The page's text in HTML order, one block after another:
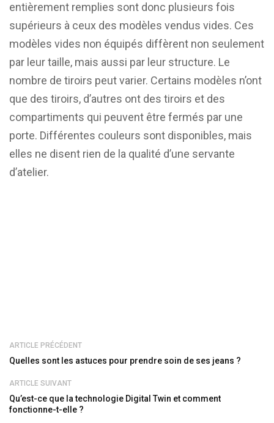
entièrement remplies sont donc plusieurs fois
supérieurs à ceux des modèles vendus vides. Ces
modèles vides non équipés diffèrent non seulement
par leur taille, mais aussi par leur structure. Le
nombre de tiroirs peut varier. Certains modèles n’ont
que des tiroirs, d’autres ont des tiroirs et des
compartiments qui peuvent être fermés par une
porte. Différentes couleurs sont disponibles, mais
elles ne disent rien de la qualité d’une servante
d’atelier.
ARTICLE PRÉCÉDENT
Quelles sont les astuces pour prendre soin de ses jeans ?
ARTICLE SUIVANT
Qu’est-ce que la technologie Digital Twin et comment
fonctionne-t-elle ?